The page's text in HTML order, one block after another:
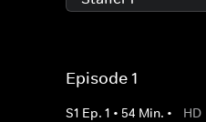
Episode 1
S1 Ep. 1 • 54 Min. • HD